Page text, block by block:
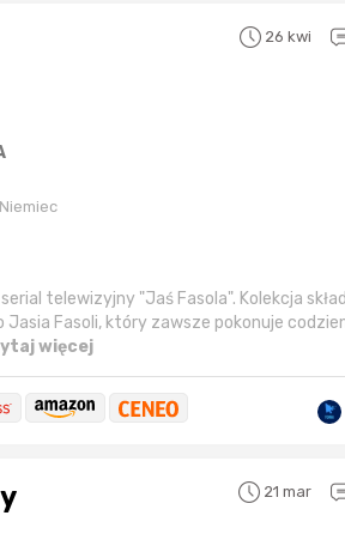
26 kwi
telewizyjny "Jaś Fasola". Kolekcja
Fasoli, który zawsze pokonuje
więcej
21 mar
150zł